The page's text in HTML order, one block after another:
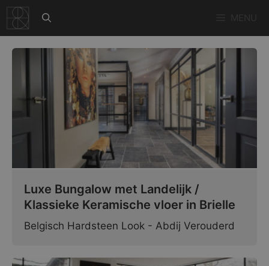
naar
de
inhoud
Luxe Bungalow met Landelijk /
Klassieke Keramische vloer in Brielle
Belgisch Hardsteen Look - Abdij Verouderd